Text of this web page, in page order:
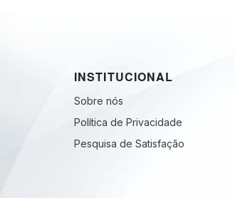
INSTITUCIONAL
Sobre nós
Política de Privacidade
Pesquisa de Satisfação